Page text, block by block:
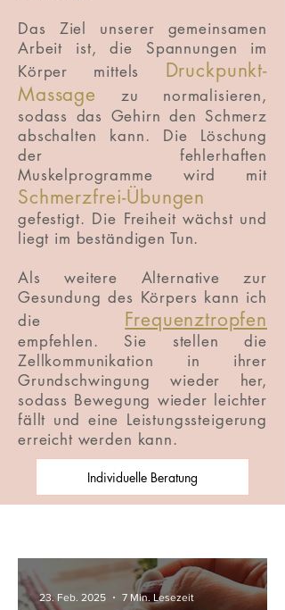
Das Ziel unserer gemeinsamen
Arbeit ist, die Spannungen im
Körper mittels Druckpunkt-
Massage zu normalisieren,
sodass das Gehirn den Schmerz
abschalten kann. Die Löschung
der fehlerhaften
Muskelprogramme wird mit
Schmerzfrei-Übungen
gefestigt. Die Freiheit wächst und
liegt im beständigen Tun.
Als weitere Alternative zur
Gesundung des Körpers kann ich
die Frequenztropfen
empfehlen. Sie stellen die
Zellkommunikation in ihrer
Grundschwingung wieder her,
sodass Bewegung wieder leichter
fällt und eine Leistungssteigerung
erreicht werden kann.
Individuelle Beratung
23. Feb. 2025 7 Min. Lesezeit